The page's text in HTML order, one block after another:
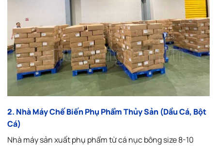
2. Nhà Máy Chế Biến Phụ Phẩm Thủy Sản (Dầu Cá, Bột
Cá)
Nhà máy sản xuất phụ phẩm từcá nục bông size 8-10